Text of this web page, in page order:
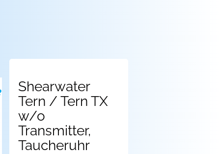
Shearwater
Tern / Tern TX
w/o
Transmitter,
Taucheruhr